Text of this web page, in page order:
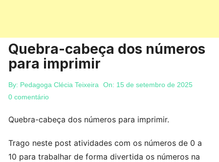
Quebra-cabeça dos números
para imprimir
By: Pedagoga Clécia Teixeira On: 15 de setembro de 2025
0 comentário
Quebra-cabeça dos números para imprimir.
Trago neste post atividades com os números de 0 a
10 para trabalhar de forma divertida os números na